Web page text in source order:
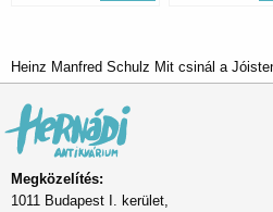
Heinz Manfred Schulz Mit csinál a
Megközelítés:
1011 Budapest I. kerület,